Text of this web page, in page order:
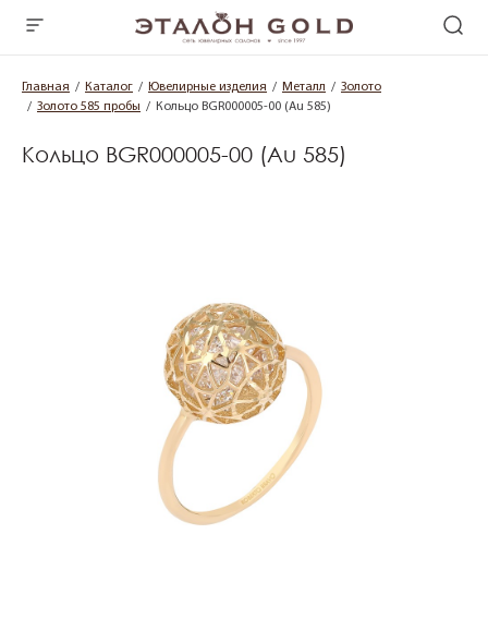
Главная Каталог Ювелирные изделия Металл
Золото
Золото 585 пробы
Кольцо BGR000005-00 (Au 585)
Кольцо BGR000005-00 (Au 585)